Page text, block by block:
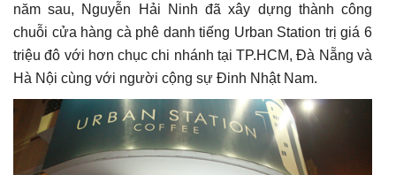
năm sau, Nguyễn Hải Ninh đã xây dựng thành công
chuỗi cửa hàng cà phê danh tiếng Urban Station trị giá 6
triệu đô với hơn chục chi nhánh tại TP.HCM, Đà Nẵng và
Hà Nội cùng với người cộng sự Đinh Nhật Nam.